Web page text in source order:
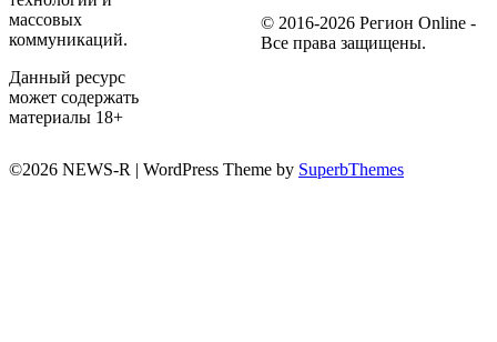
массовых
коммуникаций.
Данный ресурс
может содержать
материалы 18+
© 2016-2026 Регион Online -
Все права защищены.
©2026 NEWS-R | WordPress Theme by SuperbThemes